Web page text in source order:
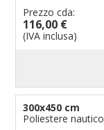
Prezzo cda:
116,00 €
(IVA inclusa)
300x450 cm
Poliestere nautico